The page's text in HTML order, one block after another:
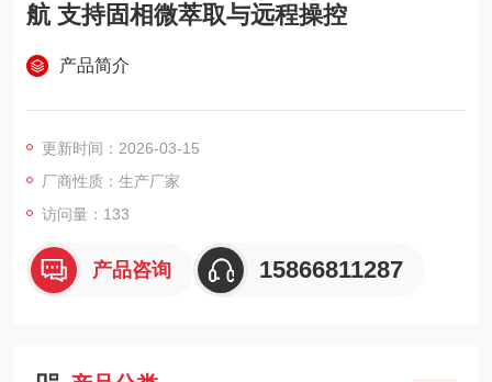
航 支持固相微萃取与远程操控
产品简介
更新时间：2026-03-15
厂商性质：生产厂家
访问量：133
产品咨询 15866811287